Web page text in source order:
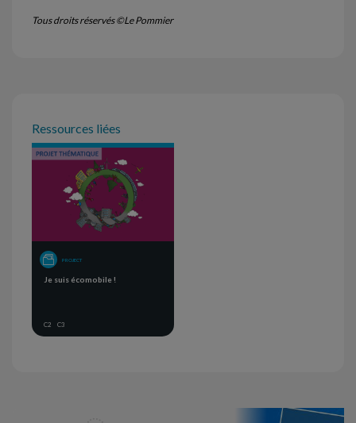
Tous droits réservés ©Le Pommier
Ressources liées
PROJECT
Je suis écomobile !
C2 C3